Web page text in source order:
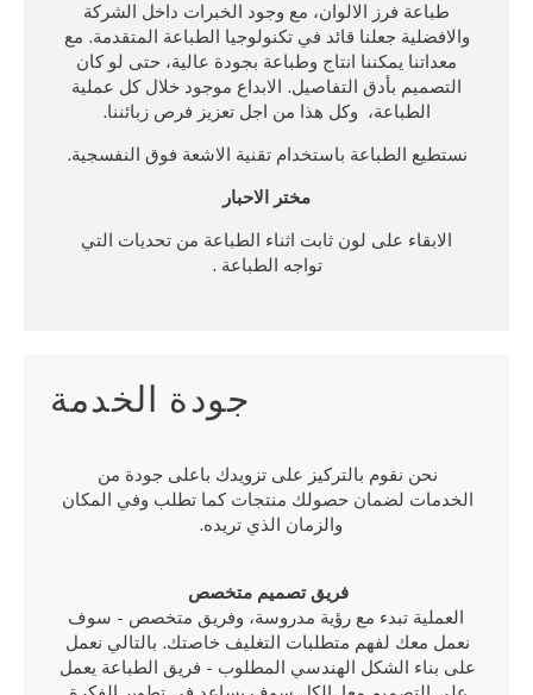
طباعة فرز الالوان، مع وجود الخبرات داخل الشركة
والافضلية جعلنا قائد في تكنولوجيا الطباعة المتقدمة. مع
معداتنا يمكننا انتاج وطباعة بجودة عالية، حتى لو كان
التصميم بأدق التفاصيل. الابداع موجود خلال كل عملية
الطباعة، وكل هذا من اجل تعزيز فرص زبائننا.
نستطيع الطباعة باستخدام تقنية الاشعة فوق النفسجية.
مختر الاحبار
الابقاء على لون ثابت اثناء الطباعة من تحديات التي
تواجه الطباعة .
جودة الخدمة
نحن نقوم بالتركيز على تزويدك باعلى جودة من
الخدمات لضمان حصولك منتجات كما تطلب وفي المكان
والزمان الذي تريده.
فريق تصميم متخصص
العملية تبدء مع رؤية مدروسة، وفريق متخصص - سوف
نعمل معك لفهم متطلبات التغليف خاصتك. بالتالي نعمل
على بناء الشكل الهندسي المطلوب - فريق الطباعة يعمل